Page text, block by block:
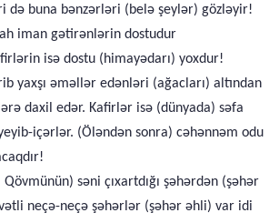
də buna bənzərləri (belə şeylər) gözləyir!
iman gətirənlərin dostudur
isə dostu (himayədarı) yoxdur!
yaxşı əməllər edənləri (ağacları) altından
daxil edər. Kafirlər isə (dünyada) səfa
içərlər. (Öləndən sonra) cəhənnəm odu
səni çıxartdığı şəhərdən (şəhər
neçə-neçə şəhərlər (şəhər əhli) var idi